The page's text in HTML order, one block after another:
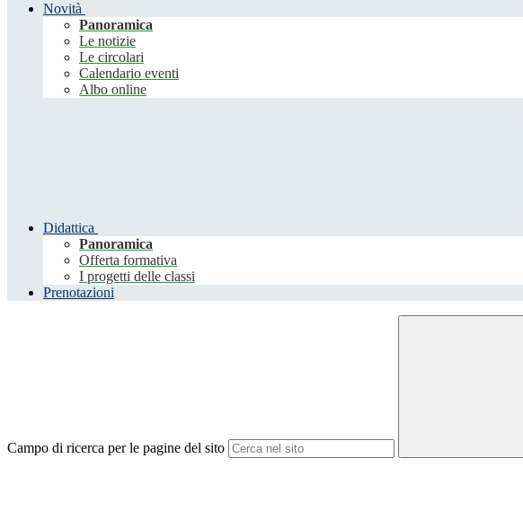
Novità
Panoramica
Le notizie
Le circolari
Calendario eventi
Albo online
Didattica
Panoramica
Offerta formativa
I progetti delle classi
Prenotazioni
Campo di ricerca per le pagine del sito